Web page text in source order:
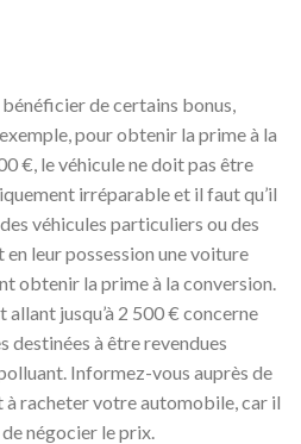
de certains bonus,
pour obtenir la prime à la
€, le véhicule ne doit pas être
irréparable et il faut qu’il
véhicules particuliers ou des
leur possession une voiture
obtenir la prime à la conversion.
jusqu’à 2 500 € concerne
destinées à être revendues
Informez-vous auprès de
à racheter votre automobile, car il
négocier le prix.